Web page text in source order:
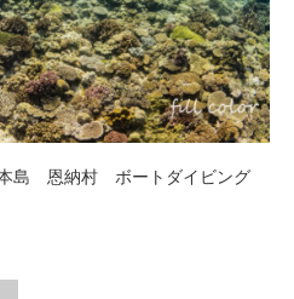
島 恩納村 ボートダイビング